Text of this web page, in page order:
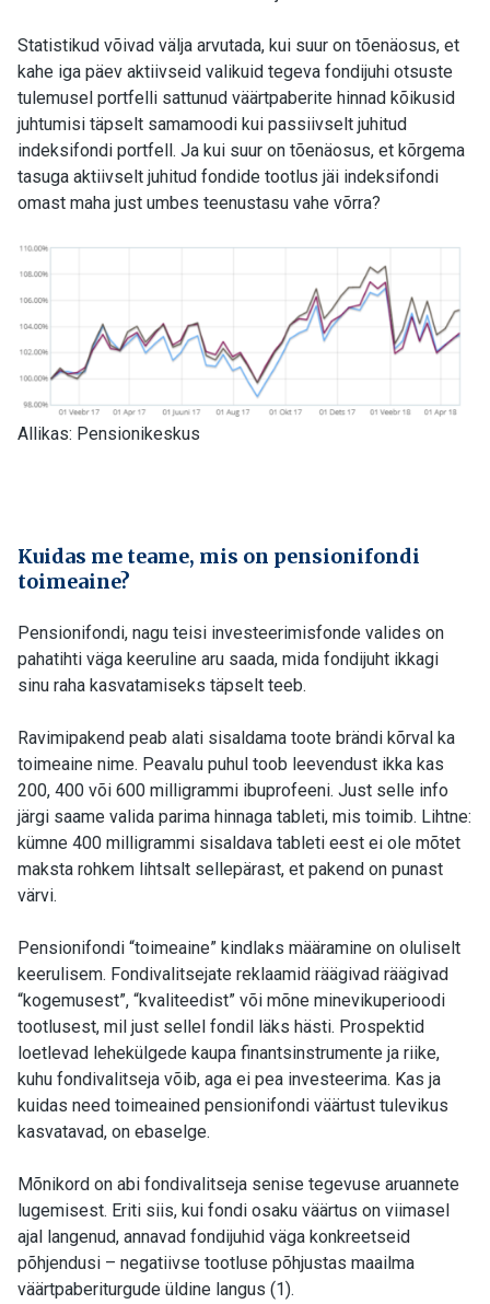
Statistikud võivad välja arvutada, kui suur on tõenäosus, et
kahe iga päev aktiivseid valikuid tegeva fondijuhi otsuste
tulemusel portfelli sattunud väärtpaberite hinnad kõikusid
juhtumisi täpselt samamoodi kui passiivselt juhitud
indeksifondi portfell. Ja kui suur on tõenäosus, et kõrgema
tasuga aktiivselt juhitud fondide tootlus jäi indeksifondi
omast maha just umbes teenustasu vahe võrra?
Allikas: Pensionikeskus
Kuidas me teame, mis on pensionifondi
toimeaine?
Pensionifondi, nagu teisi investeerimisfonde valides on
pahatihti väga keeruline aru saada, mida fondijuht ikkagi
sinu raha kasvatamiseks täpselt teeb.
Ravimipakend peab alati sisaldama toote brändi kõrval ka
toimeaine nime. Peavalu puhul toob leevendust ikka kas
200, 400 või 600 milligrammi ibuprofeeni. Just selle info
järgi saame valida parima hinnaga tableti, mis toimib. Lihtne:
kümne 400 milligrammi sisaldava tableti eest ei ole mõtet
maksta rohkem lihtsalt sellepärast, et pakend on punast
värvi.
Pensionifondi “toimeaine” kindlaks määramine on oluliselt
keerulisem. Fondivalitsejate reklaamid räägivad räägivad
“kogemusest”, “kvaliteedist” või mõne minevikuperioodi
tootlusest, mil just sellel fondil läks hästi. Prospektid
loetlevad lehekülgede kaupa finantsinstrumente ja riike,
kuhu fondivalitseja võib, aga ei pea investeerima. Kas ja
kuidas need toimeained pensionifondi väärtust tulevikus
kasvatavad, on ebaselge.
Mõnikord on abi fondivalitseja senise tegevuse aruannete
lugemisest. Eriti siis, kui fondi osaku väärtus on viimasel
ajal langenud, annavad fondijuhid väga konkreetseid
põhjendusi – negatiivse tootluse põhjustas maailma
väärtpaberiturgude üldine langus (1).